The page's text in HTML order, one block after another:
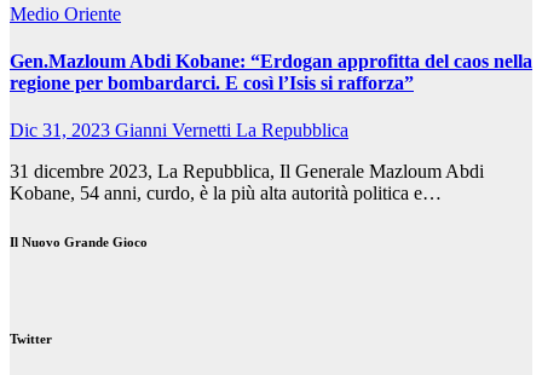
Medio Oriente
Gen.Mazloum Abdi Kobane: “Erdogan approfitta del caos nella
regione per bombardarci. E così l’Isis si rafforza”
Dic 31, 2023 Gianni Vernetti La Repubblica
31 dicembre 2023, La Repubblica, Il Generale Mazloum Abdi
Kobane, 54 anni, curdo, è la più alta autorità politica e…
Il Nuovo Grande Gioco
Twitter